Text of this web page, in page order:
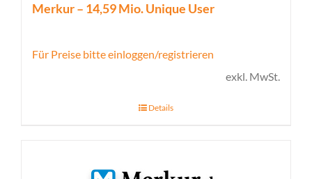
Merkur – 14,59 Mio. Unique User
Für Preise bitte einloggen/registrieren
exkl. MwSt.
Details